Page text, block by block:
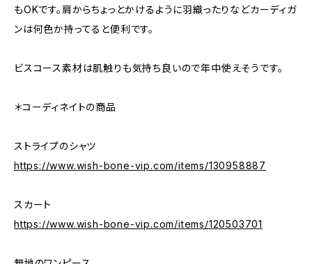
もOKです。肩からちょっとかけるように羽織ったりなどカーディガ
ンは何色か持ってると便利です。
ビスコース素材は肌触りも気持ち良いので年中使えそうです。
＊コーディネイトの商品
ストライプのシャツ
https://www.wish-bone-vip.com/items/130958887
スカート
https://www.wish-bone-vip.com/items/120503701